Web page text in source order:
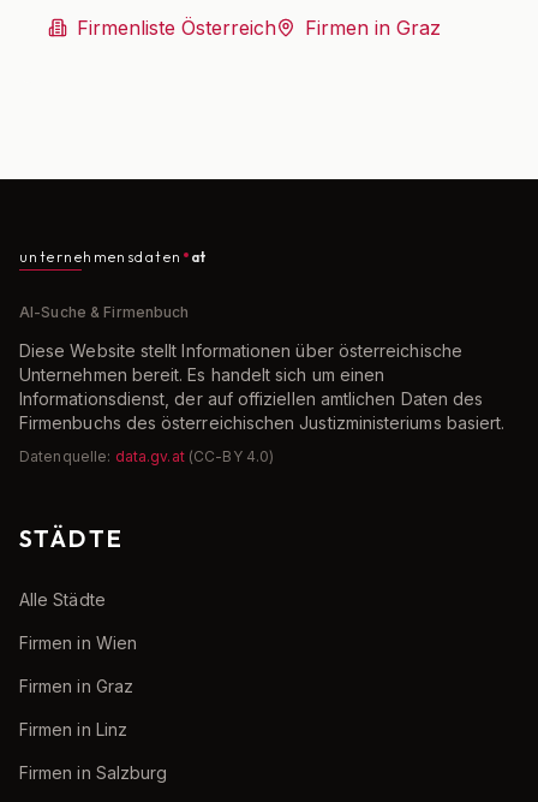
Firmenliste Österreich Firmen in Graz
unternehmensdaten at
AI-Suche & Firmenbuch
Diese Website stellt Informationen über österreichische
Unternehmen bereit. Es handelt sich um einen
Informationsdienst, der auf offiziellen amtlichen Daten des
Firmenbuchs des österreichischen Justizministeriums basiert.
Datenquelle: data.gv.at (CC-BY 4.0)
STÄDTE
Alle Städte
Firmen in Wien
Firmen in Graz
Firmen in Linz
Firmen in Salzburg